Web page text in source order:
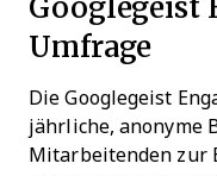
Umfrage
Die Googlegeist
jährliche, anonyme
Mitarbeitenden zur